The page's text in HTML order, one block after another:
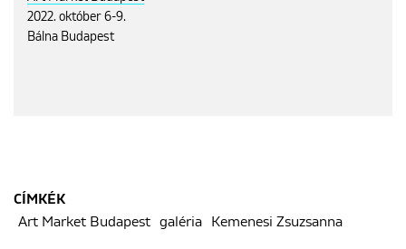
2022. október 6-9.
Bálna Budapest
CÍMKÉK
Art Market Budapest
galéria Kemenesi Zsuzsanna